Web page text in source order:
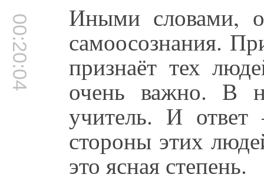
00:20:04 Иными словами,
самоосознания.
признаёт тех
очень важно. В
учитель. И
стороны этих
это ясная степень.